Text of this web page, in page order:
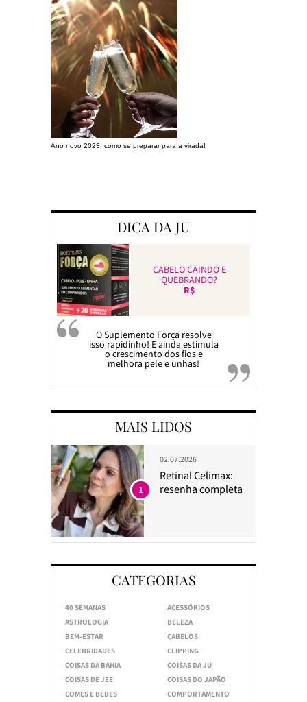
Ano novo 2023: como se preparar para a virada!
DICA DA JU
CABELO CAINDO E
QUEBRANDO?
R$
O Suplemento Força resolve
isso rapidinho! E ainda estimula
o crescimento dos fios e
melhora pele e unhas!
MAIS LIDOS
02.07.2026
Retinal Celimax:
resenha completa
1
CATEGORIAS
40 SEMANAS
ACESSÓRIOS
ASTROLOGIA
BELEZA
BEM-ESTAR
CABELOS
CELEBRIDADES
CLIPPING
COISAS DA BAHIA
COISAS DA JU
COISAS DE JEE
COISAS DO JAPÃO
COMES E BEBES
COMPORTAMENTO